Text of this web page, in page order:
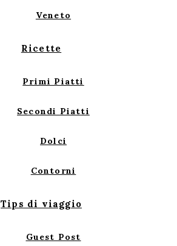
Veneto
Ricette
Primi Piatti
Secondi Piatti
Dolci
Contorni
Tips di viaggio
Guest Post